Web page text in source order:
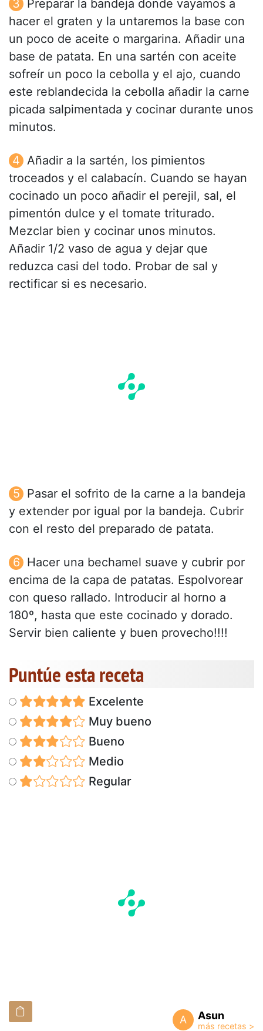
Preparar la bandeja donde vayamos a
hacer el graten y la untaremos la base con
un poco de aceite o margarina. Añadir una
base de patata. En una sartén con aceite
sofreír un poco la cebolla y el ajo, cuando
este reblandecida la cebolla añadir la carne
picada salpimentada y cocinar durante unos
minutos.
Añadir a la sartén, los pimientos
troceados y el calabacín. Cuando se hayan
cocinado un poco añadir el perejil, sal, el
pimentón dulce y el tomate triturado.
Mezclar bien y cocinar unos minutos.
Añadir 1/2 vaso de agua y dejar que
reduzca casi del todo. Probar de sal y
rectificar si es necesario.
Pasar el sofrito de la carne a la bandeja
y extender por igual por la bandeja. Cubrir
con el resto del preparado de patata.
Hacer una bechamel suave y cubrir por
encima de la capa de patatas. Espolvorear
con queso rallado. Introducir al horno a
180º, hasta que este cocinado y dorado.
Servir bien caliente y buen provecho!!!!
Puntúe esta receta
Excelente
Muy bueno
Bueno
Medio
Regular
A Asun